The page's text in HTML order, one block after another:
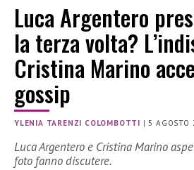
Luca Argentero
la terza volta?
Cristina Marino
gossip
YLENIA TARENZI COLOMBOTTI |5 AGOSTO
Luca Argentero e Cristina Marino
foto fanno discutere.